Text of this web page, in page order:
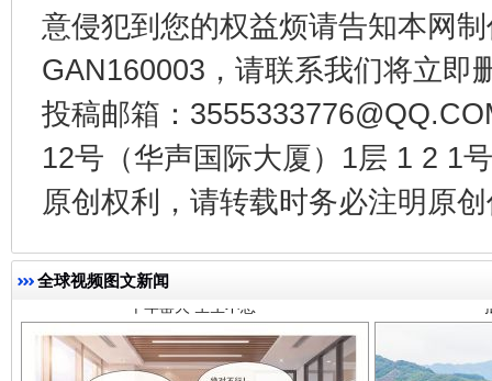
意侵犯到您的权益烦请告知本网
GAN160003，请联系我们将立即
投稿邮箱：
12号（华声国际大厦）1层 1 2 1
原创权利，请转载时务必注明原
全球视频图文新闻
千年窑火 生生不息